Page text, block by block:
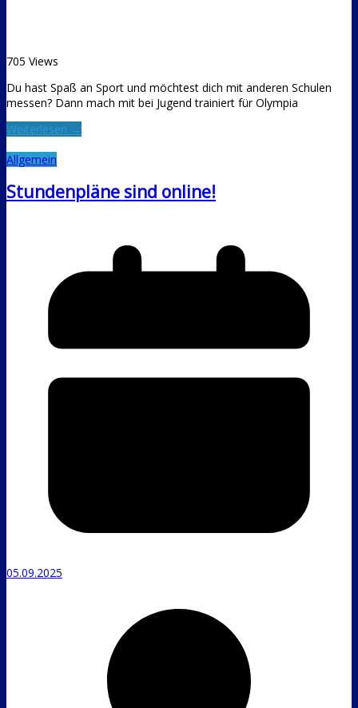
705 Views
Du hast Spaß an Sport und möchtest dich mit anderen Schulen
messen? Dann mach mit bei Jugend trainiert für Olympia
Weiterlesen →
Allgemein
Stundenpläne sind online!
05.09.2025